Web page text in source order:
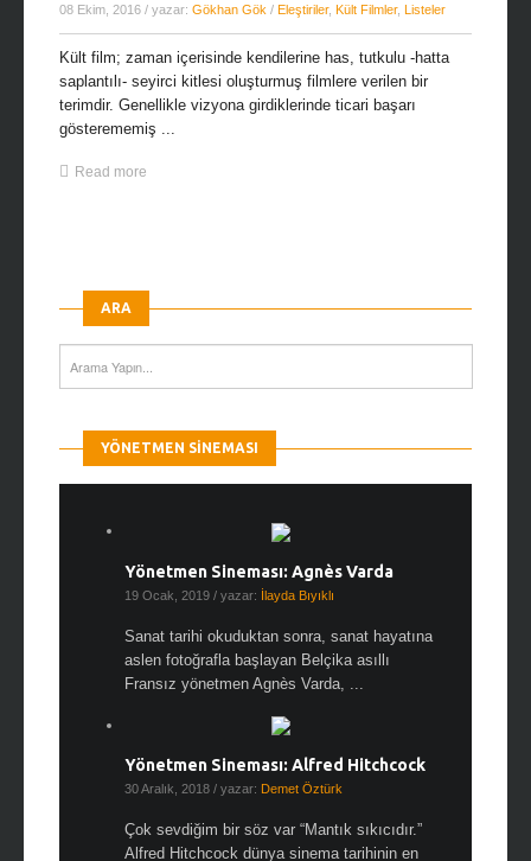
08 Ekim, 2016 / yazar: Gökhan Gök / Eleştiriler, Kült Filmler, Listeler
Kült film; zaman içerisinde kendilerine has, tutkulu -hatta
saplantılı- seyirci kitlesi oluşturmuş filmlere verilen bir
terimdir. Genellikle vizyona girdiklerinde ticari başarı
gösterememiş ...
Read more
ARA
YÖNETMEN SINEMASI
Yönetmen Sineması: Agnès Varda
19 Ocak, 2019 / yazar: İlayda Bıyıklı
Sanat tarihi okuduktan sonra, sanat hayatına
aslen fotoğrafla başlayan Belçika asıllı
Fransız yönetmen Agnès Varda, ...
Yönetmen Sineması: Alfred Hitchcock
30 Aralık, 2018 / yazar: Demet Öztürk
Çok sevdiğim bir söz var “Mantık sıkıcıdır.”
Alfred Hitchcock dünya sinema tarihinin en